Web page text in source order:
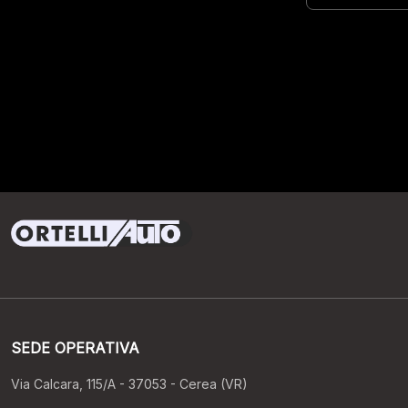
SEDE OPERATIVA
Via Calcara, 115/A - 37053 - Cerea (VR)